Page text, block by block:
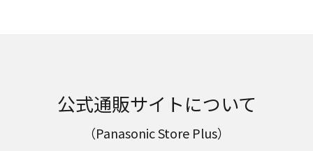
公式通販サイトについて
（Panasonic Store Plus）